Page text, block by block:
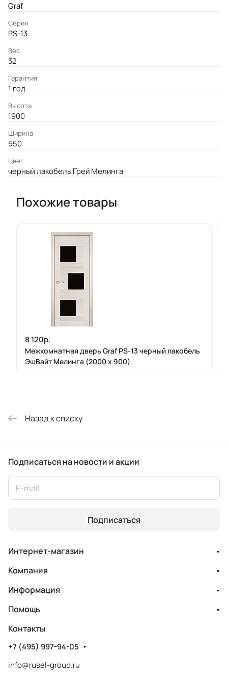
Graf
Серия
PS-13
Вес
32
Гарантия
1 год
Высота
1900
Ширина
550
Цвет
черный лакобель Грей Мелинга
Похожие товары
8 120р.
Межкомнатная дверь Graf PS-13 черный лакобель
ЭшВайт Мелинга (2000 х 900)
Назад к списку
Подписаться на новости и акции
Подписаться
Интернет-магазин
Компания
Информация
Помощь
Контакты
+7 (495) 997-94-05
info@rusel-group.ru